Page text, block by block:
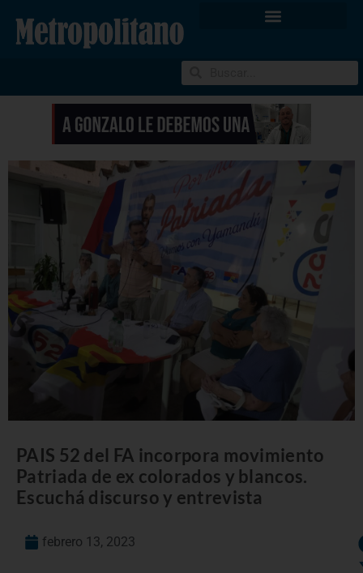
PAIS 52 del FA incorpora movimiento
Patriada de ex colorados y blancos.
Escuchá discurso y entrevista
febrero 13, 2023